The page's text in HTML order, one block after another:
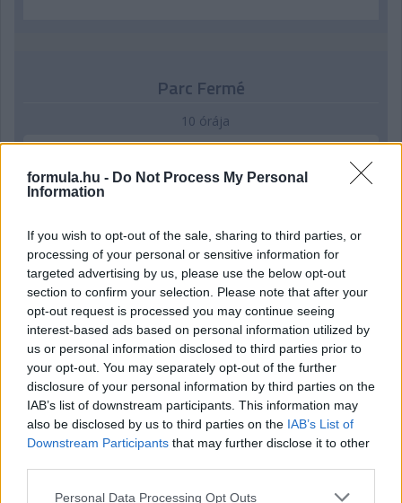
formula.hu - Do Not Process My Personal
Information
If you wish to opt-out of the sale, sharing to third parties, or
processing of your personal or sensitive information for
targeted advertising by us, please use the below opt-out
section to confirm your selection. Please note that after your
opt-out request is processed you may continue seeing
interest-based ads based on personal information utilized by
us or personal information disclosed to third parties prior to
your opt-out. You may separately opt-out of the further
disclosure of your personal information by third parties on the
IAB’s list of downstream participants. This information may
also be disclosed by us to third parties on the IAB’s List of
Downstream Participants that may further disclose it to other
Please note that this website/app uses one or more Google
Personal Data Processing Opt Outs
Parc Fermé
10 órája
Russellen
Hakkinen megtartaná a Norris-Piastri párost a